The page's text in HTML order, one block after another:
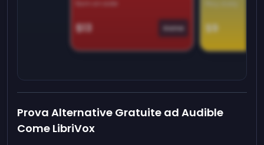
$13 Game $9
Prova Alternative Gratuite ad Audible
Come LibriVox